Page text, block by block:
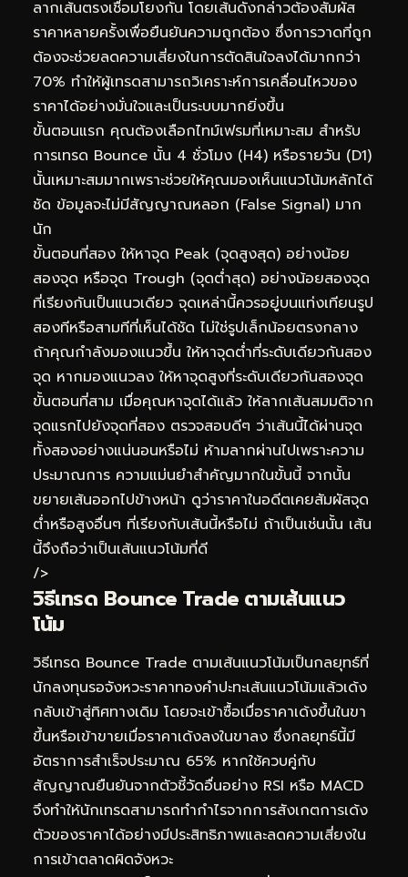
ลากเส้นตรงเชื่อมโยงกัน โดยเส้นดังกล่าวต้องสัมผัส
ราคาหลายครั้งเพื่อยืนยันความถูกต้อง ซึ่งการวาดที่ถูก
ต้องจะช่วยลดความเสี่ยงในการตัดสินใจลงได้มากกว่า
70% ทำให้ผู้เทรดสามารถวิเคราะห์การเคลื่อนไหวของ
ราคาได้อย่างมั่นใจและเป็นระบบมากยิ่งขึ้น
ขั้นตอนแรก คุณต้องเลือกไทม์เฟรมที่เหมาะสม สำหรับ
การเทรด Bounce นั้น 4 ชั่วโมง (H4) หรือรายวัน (D1)
นั้นเหมาะสมมากเพราะช่วยให้คุณมองเห็นแนวโน้มหลักได้
ชัด ข้อมูลจะไม่มีสัญญาณหลอก (False Signal) มาก
นัก
ขั้นตอนที่สอง ให้หาจุด Peak (จุดสูงสุด) อย่างน้อย
สองจุด หรือจุด Trough (จุดต่ำสุด) อย่างน้อยสองจุด
ที่เรียงกันเป็นแนวเดียว จุดเหล่านี้ควรอยู่บนแท่งเทียนรูป
สองทีหรือสามทีที่เห็นได้ชัด ไม่ใช่รูปเล็กน้อยตรงกลาง
ถ้าคุณกำลังมองแนวขึ้น ให้หาจุดต่ำที่ระดับเดียวกันสอง
จุด หากมองแนวลง ให้หาจุดสูงที่ระดับเดียวกันสองจุด
ขั้นตอนที่สาม เมื่อคุณหาจุดได้แล้ว ให้ลากเส้นสมมติจาก
จุดแรกไปยังจุดที่สอง ตรวจสอบดีๆ ว่าเส้นนี้ได้ผ่านจุด
ทั้งสองอย่างแน่นอนหรือไม่ ห้ามลากผ่านไปเพราะความ
ประมาณการ ความแม่นยำสำคัญมากในขั้นนี้ จากนั้น
ขยายเส้นออกไปข้างหน้า ดูว่าราคาในอดีตเคยสัมผัสจุด
ต่ำหรือสูงอื่นๆ ที่เรียงกับเส้นนี้หรือไม่ ถ้าเป็นเช่นนั้น เส้น
นี้จึงถือว่าเป็นเส้นแนวโน้มที่ดี
/>
วิธีเทรด Bounce Trade ตามเส้นแนว
โน้ม
วิธีเทรด Bounce Trade ตามเส้นแนวโน้มเป็นกลยุทธ์ที่
นักลงทุนรอจังหวะราคาทองคำปะทะเส้นแนวโน้มแล้วเด้ง
กลับเข้าสู่ทิศทางเดิม โดยจะเข้าซื้อเมื่อราคาเด้งขึ้นในขา
ขึ้นหรือเข้าขายเมื่อราคาเด้งลงในขาลง ซึ่งกลยุทธ์นี้มี
อัตราการสำเร็จประมาณ 65% หากใช้ควบคู่กับ
สัญญาณยืนยันจากตัวชี้วัดอื่นอย่าง RSI หรือ MACD
จึงทำให้นักเทรดสามารถทำกำไรจากการสังเกตการเด้ง
ตัวของราคาได้อย่างมีประสิทธิภาพและลดความเสี่ยงใน
การเข้าตลาดผิดจังหวะ